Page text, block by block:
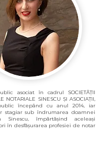
asociat în cadrul SOCIETĂȚII
NOTARIALE SINESCU ȘI ASOCIAȚII,
începând cu anul 2014, iar
stagiar sub îndrumarea doamnei
Sinescu, împărtășind aceleași
în desfășurarea profesiei de notar